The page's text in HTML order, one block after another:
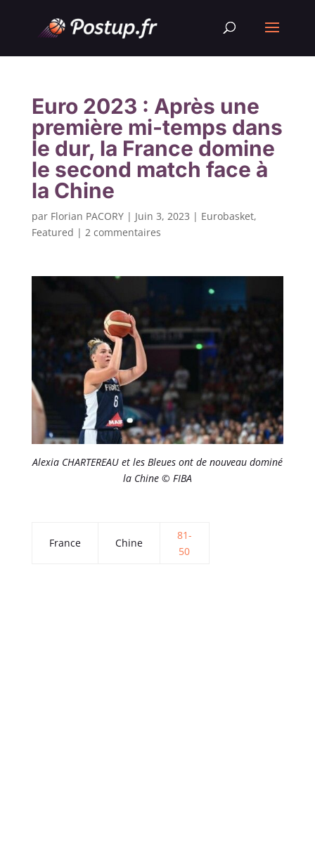
Euro 2023 : Après une
première mi-temps dans
le dur, la France domine
le second match face à
la Chine
par Florian PACORY| Juin 3, 2023 | Eurobasket,
Featured | 2 commentaires
Alexia CHARTEREAU et les Bleues ont de nouveau dominé
la Chine © FIBA
France Chine
81-
50